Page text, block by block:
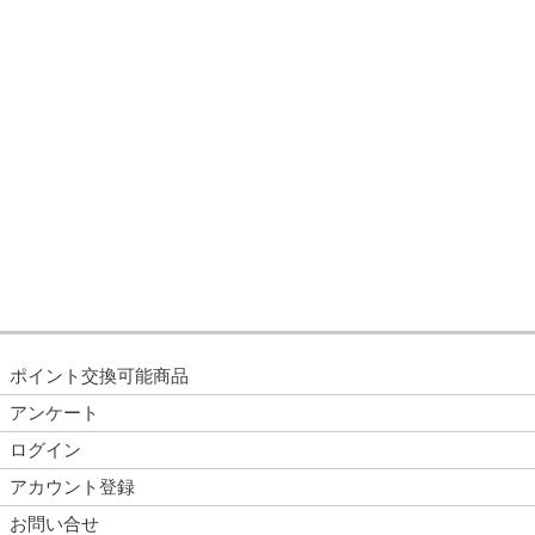
ポイント交換可能商品
アンケート
ログイン
アカウント登録
お問い合せ